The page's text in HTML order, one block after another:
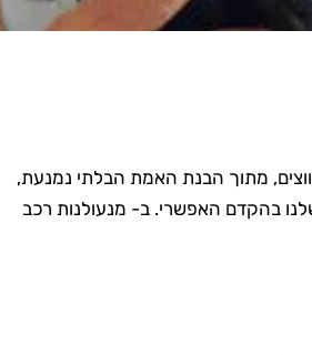
מתוך הבנת האמת הבלתי נמנעת,
בהקדם האפשרי. ב- מנעולנות רכב